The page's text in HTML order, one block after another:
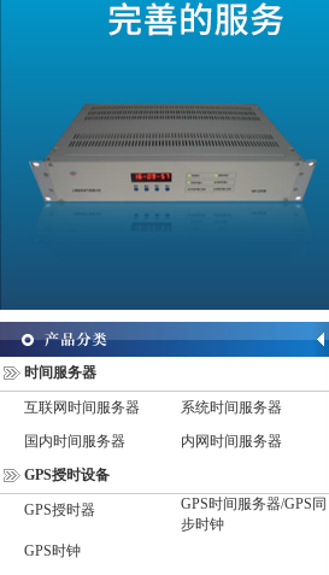
时间服务器
互联网时间服务器
系统时间服务器
国内时间服务器
内网时间服务器
GPS授时设备
GPS授时器
GPS时间服务器/GPS同
步时钟
GPS时钟